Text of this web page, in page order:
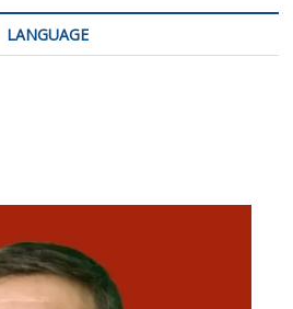
LANGUAGE